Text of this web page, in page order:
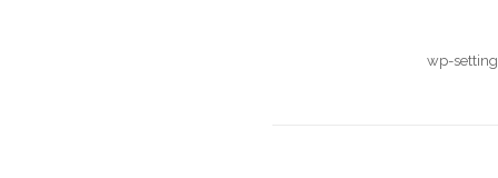
wp-